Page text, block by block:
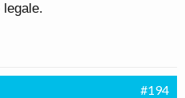
Tapatalk
#194